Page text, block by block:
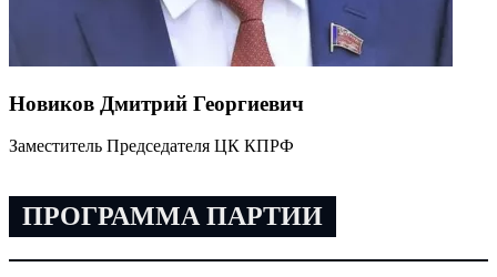
Новиков Дмитрий Георгиевич
Заместитель Председателя ЦК КПРФ
ПРОГРАММА ПАРТИИ